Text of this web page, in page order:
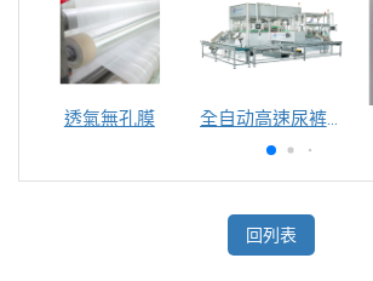
透氣無孔膜 全自动高速尿裤包装机（自动换号）
回列表